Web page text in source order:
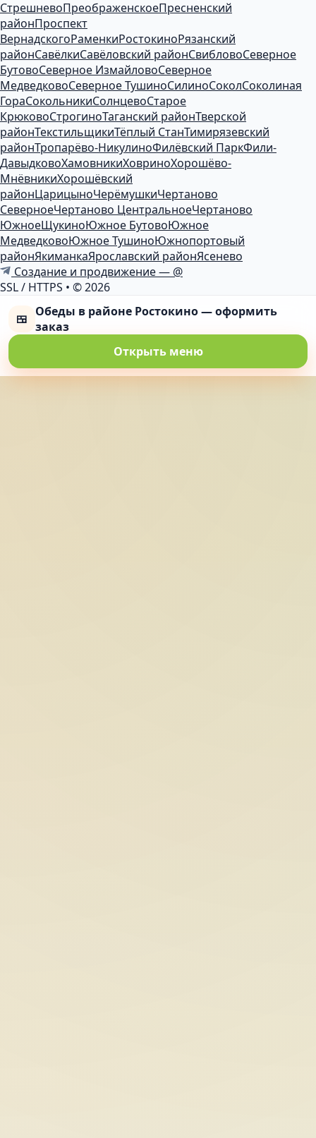
СтрешневоПреображенскоеПресненский
районПроспект
ВернадскогоРаменкиРостокиноРязанский
районСавёлкиСавёловский районСвибловоСеверное
БутовоСеверное ИзмайловоСеверное
МедведковоСеверное ТушиноСилиноСоколСоколиная
ГораСокольникиСолнцевоСтарое
КрюковоСтрогиноТаганский районТверской
районТекстильщикиТёплый СтанТимирязевский
районТропарёво-НикулиноФилёвский ПаркФили-
ДавыдковоХамовникиХовриноХорошёво-
МнёвникиХорошёвский
районЦарицыноЧерёмушкиЧертаново
СеверноеЧертаново ЦентральноеЧертаново
ЮжноеЩукиноЮжное БутовоЮжное
МедведковоЮжное ТушиноЮжнопортовый
районЯкиманкаЯрославский районЯсенево
Создание и продвижение — @
SSL / HTTPS • © 2026
🍱 Обеды в районе Ростокино — оформить
заказ
Открыть меню